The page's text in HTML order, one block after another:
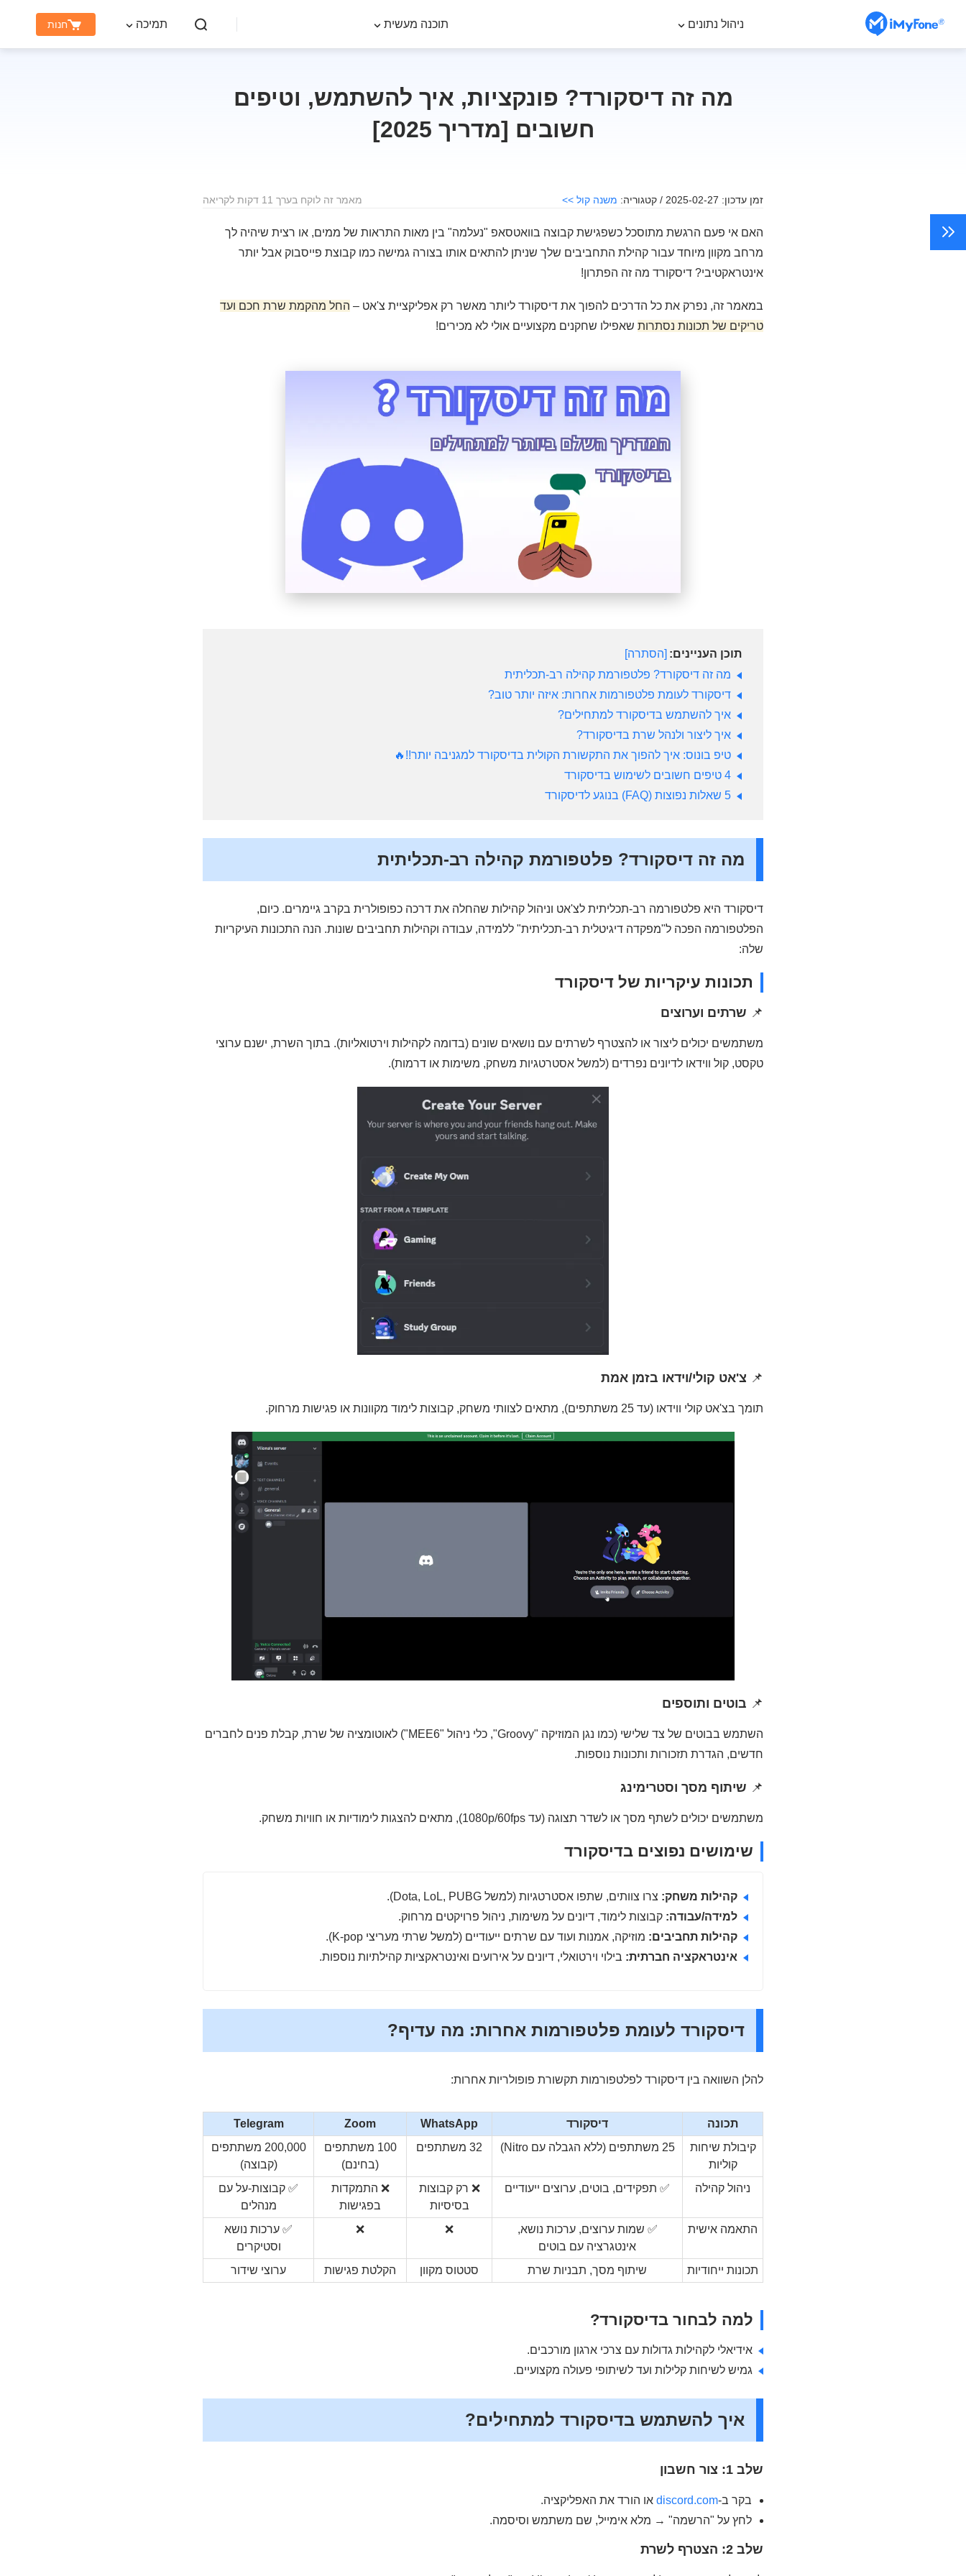
ניהול נתונים תוכנה מעשית תמיכה חנות
מה זה דיסקורד? פונקציות, איך להשתמש, וטיפים
חשובים [מדריך 2025]
זמן עדכון: 2025-02-27 / קטגוריה: משנה קול >> מאמר זה לוקח בערך 11 דקות לקריאה
האם אי פעם הרגשת מתוסכל כשפגישת קבוצה בוואטסאפ "נעלמה" בין מאות התראות של ממים, או רצית שיהיה לך
מרחב מקוון מיוחד עבור קהילת התחביבים שלך שניתן להתאים אותו בצורה גמישה כמו קבוצת פייסבוק אבל יותר
אינטראקטיבי? דיסקורד מה זה הפתרון!
במאמר זה, נפרק את כל הדרכים להפוך את דיסקורד ליותר מאשר רק אפליקציית צ'אט – החל מהקמת שרת חכם ועד
טריקים של תכונות נסתרות שאפילו שחקנים מקצועיים אולי לא מכירים!
תוכן העניינים: הסתרה
מה זה דיסקורד? פלטפורמת קהילה רב-תכליתית
דיסקורד לעומת פלטפורמות אחרות: איזה יותר טוב?
איך להשתמש בדיסקורד למתחילים?
איך ליצור ולנהל שרת בדיסקורד?
טיפ בונוס: איך להפוך את התקשורת הקולית בדיסקורד למגניבה יותר!! 🔥
4 טיפים חשובים לשימוש בדיסקורד
5 שאלות נפוצות (FAQ) בנוגע לדיסקורד
מה זה דיסקורד? פלטפורמת קהילה רב-תכליתית
דיסקורד היא פלטפורמה רב-תכליתית לצ'אט וניהול קהילות שהחלה את דרכה כפופולרית בקרב גיימרים. כיום,
הפלטפורמה הפכה ל"מפקדה דיגיטלית רב-תכליתית" ללמידה, עבודה וקהילות תחביבים שונות. הנה התכונות העיקריות
שלה:
תכונות עיקריות של דיסקורד
📌 שרתים וערוצים
משתמשים יכולים ליצור או להצטרף לשרתים עם נושאים שונים (בדומה לקהילות וירטואליות). בתוך השרת, ישנם ערוצי
טקסט, קול ווידאו לדיונים נפרדים (למשל אסטרטגיות משחק, משימות או דרמות).
📌 צ'אט קולי/וידאו בזמן אמת
תומך בצ'אט קולי ווידאו (עד 25 משתתפים), מתאים לצוותי משחק, קבוצות לימוד מקוונות או פגישות מרחוק.
📌 בוטים ותוספים
השתמש בבוטים של צד שלישי (כמו נגן המוזיקה "Groovy", כלי ניהול "MEE6") לאוטומציה של שרת, קבלת פנים לחברים
חדשים, הגדרת תזכורות ותכונות נוספות.
📌 שיתוף מסך וסטרימינג
משתמשים יכולים לשתף מסך או לשדר תצוגה (עד 1080p/60fps), מתאים להצגות לימודיות או חוויות משחק.
שימושים נפוצים בדיסקורד
קהילות משחק: צרו צוותים, שתפו אסטרטגיות (למשל Dota, LoL, PUBG).
למידה/עבודה: קבוצות לימוד, דיונים על משימות, ניהול פרויקטים מרחוק.
קהילות תחביבים: מוזיקה, אמנות ועוד עם שרתים ייעודיים (למשל שרתי מעריצי K-pop).
אינטראקציה חברתית: בילוי וירטואלי, דיונים על אירועים ואינטראקציות קהילתיות נוספות.
דיסקורד לעומת פלטפורמות אחרות: מה עדיף?
להלן השוואה בין דיסקורד לפלטפורמות תקשורת פופולריות אחרות:
תכונה דיסקורד WhatsApp
Zoom
Telegram
קיבולת שיחות
קוליות
25 משתתפים (ללא הגבלה עם Nitro) 32 משתתפים
100 משתתפים
(בחינם)
200,000 משתתפים
(קבוצה)
ניהול קהילה
✅ תפקידים, בוטים, ערוצים ייעודיים
❌ רק קבוצות
בסיסיות
❌ התמקדות
בפגישות
✅ קבוצות-על עם
מנהלים
התאמה אישית
✅ שמות ערוצים, ערכות נושא,
אינטגרציה עם בוטים
❌
❌
✅ ערכות נושא
וסטיקרים
תכונות ייחודיות
שיתוף מסך, תבניות שרת סטטוס מקוון הקלטת פגישות ערוצי שידור
למה לבחור בדיסקורד?
אידיאלי לקהילות גדולות עם צרכי ארגון מורכבים.
גמיש לשיחות קלילות ועד לשיתופי פעולה מקצועיים.
איך להשתמש בדיסקורד למתחילים?
שלב 1: צור חשבון
בקר ב-discord.com או הורד את האפליקציה.
לחץ על "הרשמה" → מלא אימייל, שם משתמש וסיסמה.
שלב 2: הצטרף לשרת